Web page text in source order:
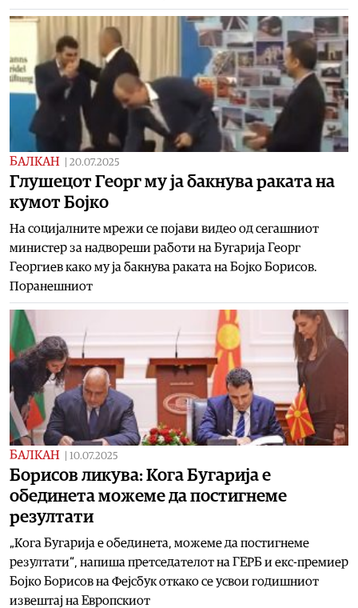
БАЛКАН 20.07.2025
Глушецот Георг му ја бакнува раката на
кумот Бојко
На социјалните мрежи се појави видео од сегашниот
министер за надвореши работи на Бугарија Георг
Георгиев како му ја бакнува раката на Бојко Борисов.
Поранешниот
БАЛКАН 10.07.2025
Борисов ликува: Кога Бугарија е
обединета можеме да постигнеме
резултати
„Кога Бугарија е обединета, можеме да постигнеме
резултати“, напиша претседателот на ГЕРБ и екс-премиер
Бојко Борисов на Фејсбук откако се усвои годишниот
извештај на Европскиот